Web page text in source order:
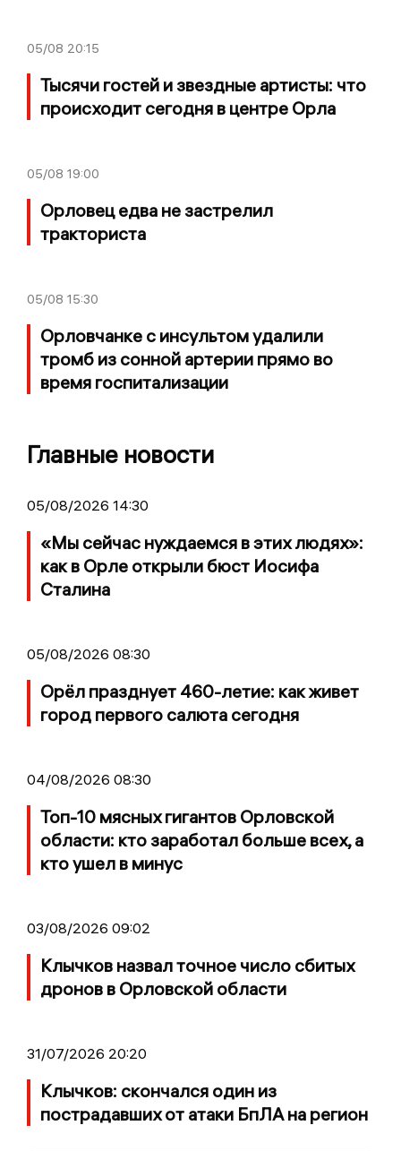
05/08 20:15
Тысячи гостей и звездные артисты: что
происходит сегодня в центре Орла
05/08 19:00
Орловец едва не застрелил
тракториста
05/08 15:30
Орловчанке с инсультом удалили
тромб из сонной артерии прямо во
время госпитализации
Главные новости
05/08/2026 14:30
«Мы сейчас нуждаемся в этих людях»:
как в Орле открыли бюст Иосифа
Сталина
05/08/2026 08:30
Орёл празднует 460-летие: как живет
город первого салюта сегодня
04/08/2026 08:30
Топ-10 мясных гигантов Орловской
области: кто заработал больше всех, а
кто ушел в минус
03/08/2026 09:02
Клычков назвал точное число сбитых
дронов в Орловской области
31/07/2026 20:20
Клычков: скончался один из
пострадавших от атаки БпЛА на регион